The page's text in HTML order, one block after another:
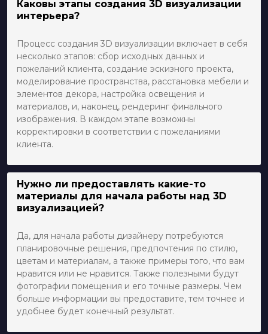
Каковы этапы создания 3D визуализации
интерьера?
Процесс создания 3D визуализации включает в себя
несколько этапов: сбор исходных данных и
пожеланий клиента, создание эскизного проекта,
моделирование пространства, расстановка мебели и
элементов декора, настройка освещения и
материалов, и, наконец, рендеринг финального
изображения. В каждом этапе возможны
корректировки в соответствии с пожеланиями
клиента.
Нужно ли предоставлять какие-то
материалы для начала работы над 3D
визуализацией?
Да, для начала работы дизайнеру потребуются
планировочные решения, предпочтения по стилю,
цветам и материалам, а также примеры того, что вам
нравится или не нравится. Также полезными будут
фотографии помещения и его точные размеры. Чем
больше информации вы предоставите, тем точнее и
удобнее будет конечный результат.